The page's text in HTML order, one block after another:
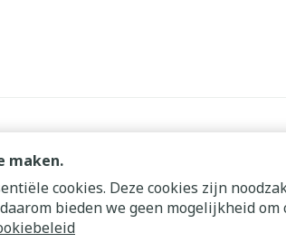
maken.
cookies. Deze cookies zijn
bieden we geen mogelijkheid
Cookies ODR-platform